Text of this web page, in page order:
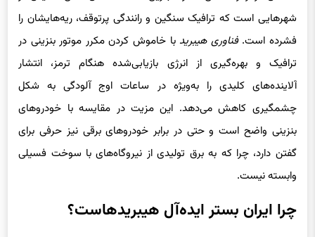
فشرده است.فناوری هیبریدبا خاموش کردن مکرر موتور بنزینی در
ترافیک و بهره‌گیری از انرژی بازیابی‌شده هنگام ترمز، انتشار
آلاینده‌های کلیدی را به‌ویژه در ساعات اوج آلودگی به شکل
چشمگیری کاهش می‌دهد. این مزیت در مقایسه با خودروهای
بنزینی واضح است و حتی در برابر خودروهای برقی نیز حرفی برای
گفتن دارد، چرا که به برق تولیدی از نیروگاه‌های با سوخت فسیلی
وابسته نیست.
چرا ایران بستر ایده‌آل هیبریدهاست؟
شرایط فعلی شهرهای بزرگ ایران، از جمله آلودگی مزمن هوا، ترافیک